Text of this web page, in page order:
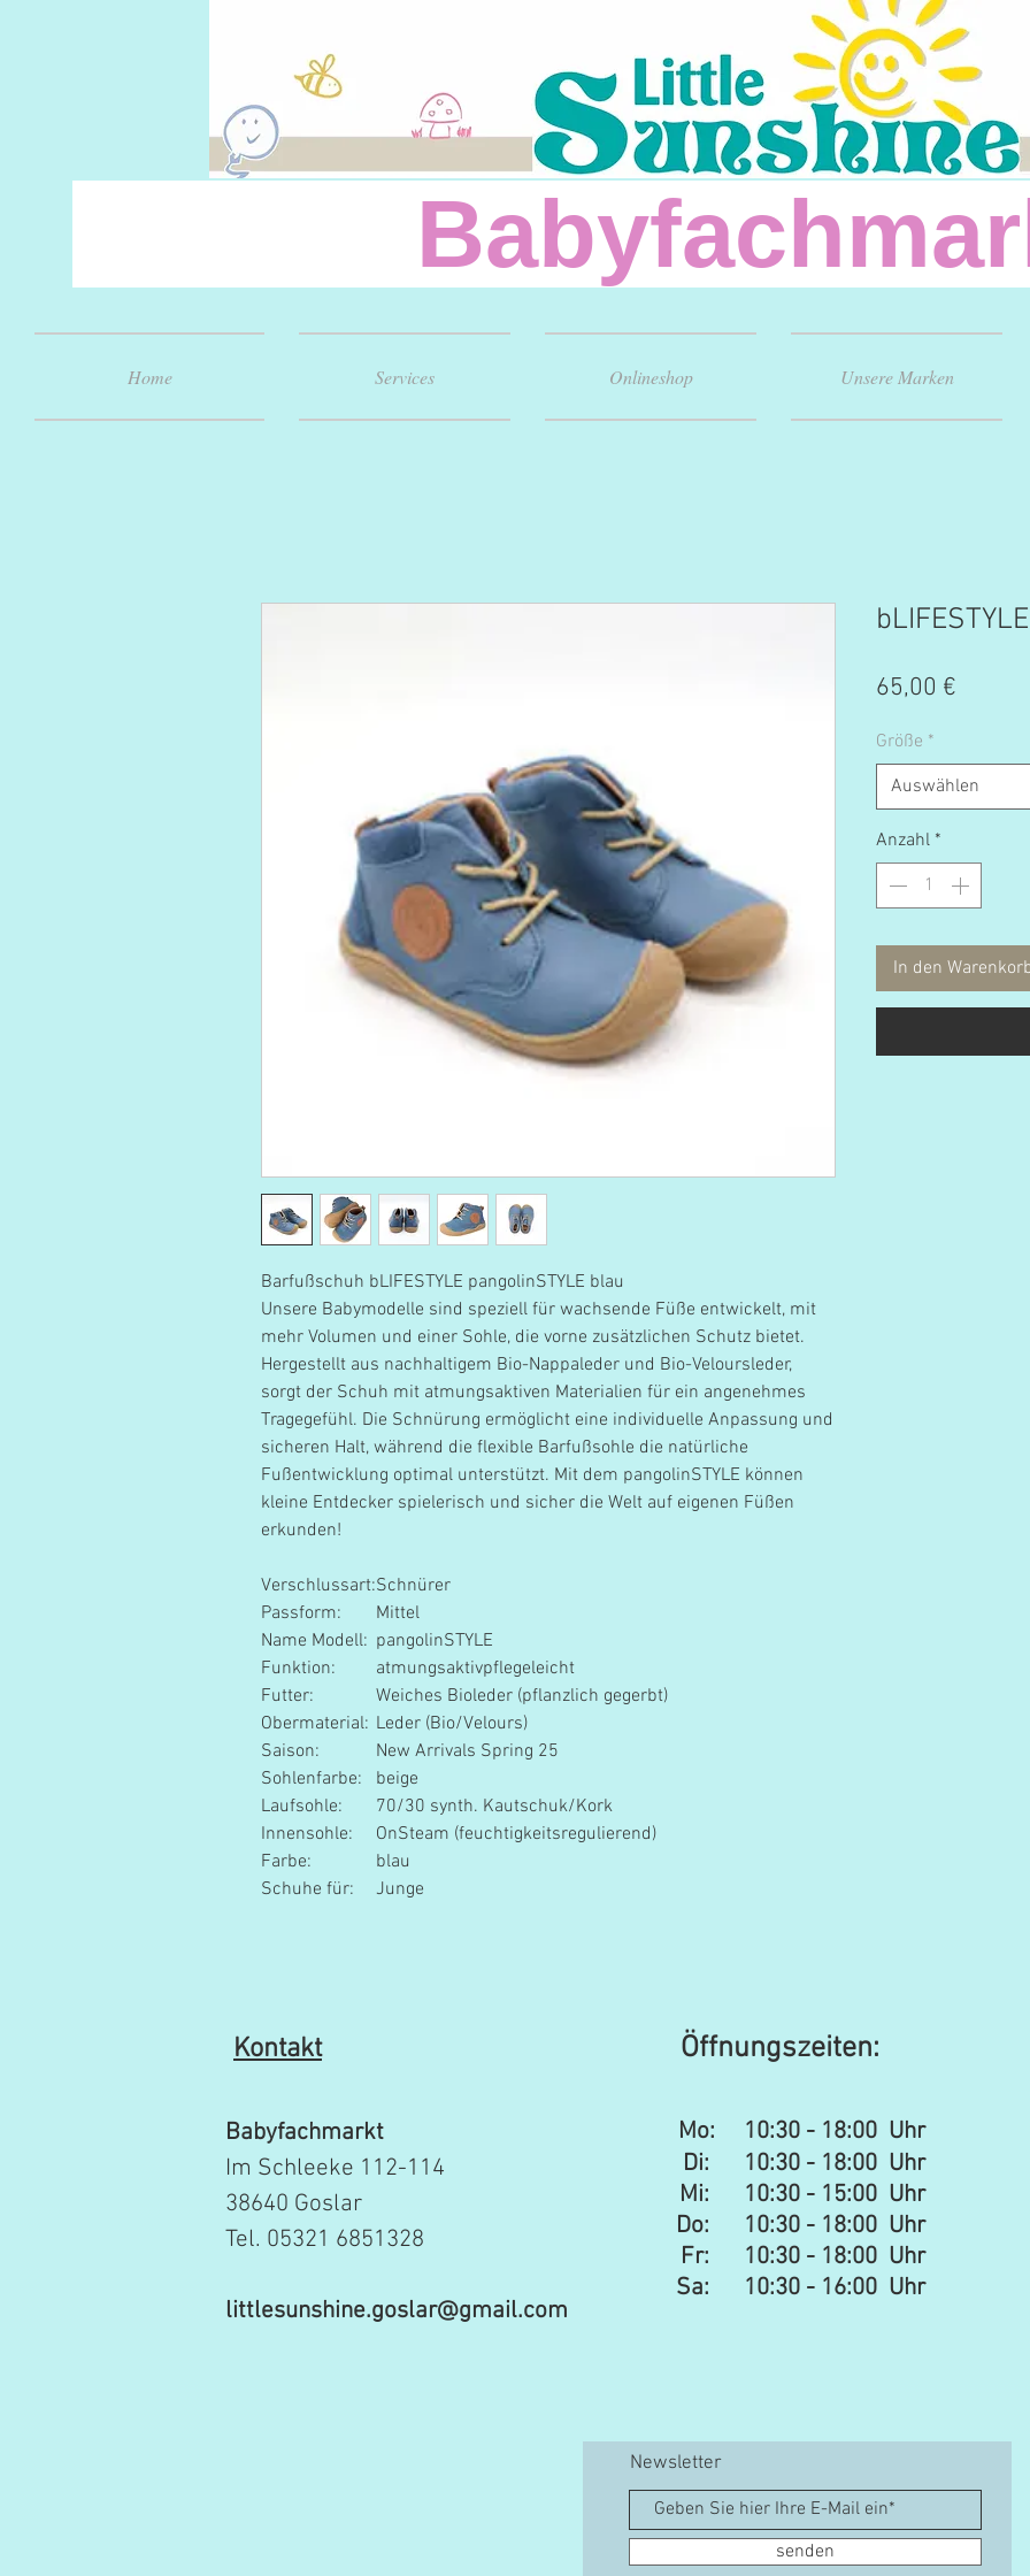
Home Services Onlineshop Unsere Marken
Barfußschuh bLIFESTYLE pangolinSTYLE blau
Unsere Babymodelle sind speziell für wachsende Füße entwickelt, mit
mehr Volumen und einer Sohle, die vorne zusätzlichen Schutz bietet.
Hergestellt aus nachhaltigem Bio-Nappaleder und Bio-Veloursleder,
sorgt der Schuh mit atmungsaktiven Materialien für ein angenehmes
Tragegefühl. Die Schnürung ermöglicht eine individuelle Anpassung und
sicheren Halt, während die flexible Barfußsohle die natürliche
Fußentwicklung optimal unterstützt. Mit dem pangolinSTYLE können
kleine Entdecker spielerisch und sicher die Welt auf eigenen Füßen
erkunden!
Verschlussart:Schnürer
Passform:
Mittel
Name Modell: pangolinSTYLE
Funktion:
atmungsaktivpflegeleicht
Futter:
Weiches Bioleder (pflanzlich gegerbt)
Obermaterial: Leder (Bio/Velours)
Saison:
New Arrivals Spring 25
Sohlenfarbe:
beige
Laufsohle:
70/30 synth. Kautschuk/Kork
Innensohle:
OnSteam (feuchtigkeitsregulierend)
Farbe:
blau
Schuhe für:
Junge
65,00 €
Größe *
Auswählen
Anzahl *
In den
Kontakt
Babyfachmarkt
Im Schleeke 112-114
38640 Goslar
Tel. 05321 6851328
littlesunshine.goslar@gmail.com
Öffnungszeiten:
Mo: 10:30 - 18:00 Uhr
Di: 10:30 - 18:00 Uhr
Mi: 10:30 - 15:00 Uhr​​
Do: 10:30 - 18:00 Uhr
Fr: 10:30 - 18:00 Uhr
Sa: 10:30 - 16:00 Uhr
Newsletter
senden